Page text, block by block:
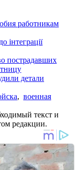
работникам
інтеграції
пострадавших
детали
, военная
текст и
редакции.